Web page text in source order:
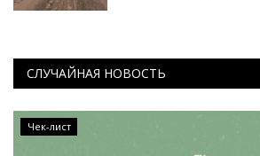
СЛУЧАЙНАЯ НОВОСТЬ
Чек-лист